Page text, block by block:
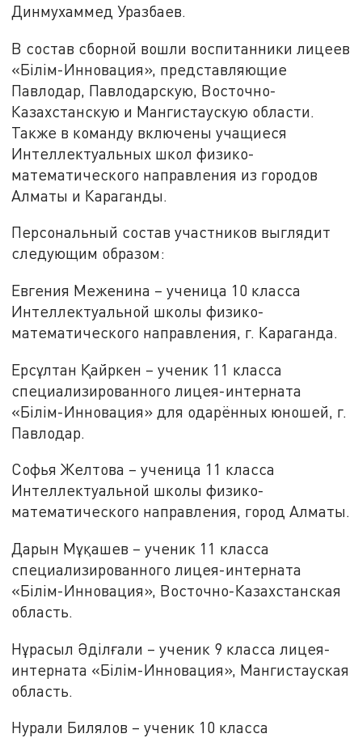
Динмухаммед Уразбаев.
В состав сборной вошли воспитанники лицеев
«Білім-Инновация», представляющие
Павлодар, Павлодарскую, Восточно-
Казахстанскую и Мангистаускую области.
Также в команду включены учащиеся
Интеллектуальных школ физико-
математического направления из городов
Алматы и Караганды.
Персональный состав участников выглядит
следующим образом:
Евгения Меженина – ученица 10 класса
Интеллектуальной школы физико-
математического направления, г. Караганда.
Ерсұлтан Қайркен – ученик 11 класса
специализированного лицея-интерната
«Білім-Инновация» для одарённых юношей, г.
Павлодар.
Софья Желтова – ученица 11 класса
Интеллектуальной школы физико-
математического направления, город Алматы.
Дарын Мұқашев – ученик 11 класса
специализированного лицея-интерната
«Білім-Инновация», Восточно-Казахстанская
область.
Нұрасыл Әділғали – ученик 9 класса лицея-
интерната «Білім-Инновация», Мангистауская
область.
Нурали Билялов – ученик 10 класса